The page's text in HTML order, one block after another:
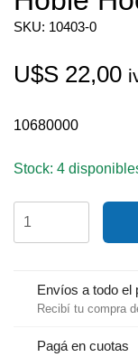
SKU: 10403-0
U$S 22,00
10680000
Stock: 4
Hook
Halyard
Envíos a todo el
Recibí tu compra
Pagá en cuotas